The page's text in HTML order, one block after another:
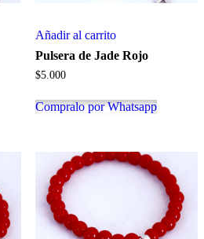
Añadir al carrito
Pulsera de Jade Rojo
$5.000
Compralo por Whatsapp